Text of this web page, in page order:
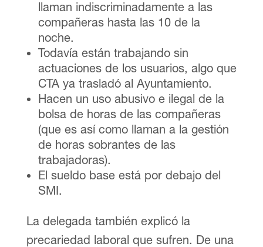
llaman indiscriminadamente a las
compañeras hasta las 10 de la
noche.
Todavía están trabajando sin
actuaciones de los usuarios, algo que
CTA ya trasladó al Ayuntamiento.
Hacen un uso abusivo e ilegal de la
bolsa de horas de las compañeras
(que es así como llaman a la gestión
de horas sobrantes de las
trabajadoras).
El sueldo base está por debajo del
SMI.
La delegada también explicó la
precariedad laboral que sufren. De una